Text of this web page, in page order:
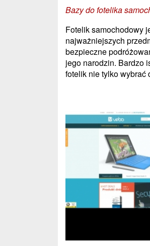
Bazy do fotelika
Fotelik samochodowy
najważniejszych
bezpieczne
jego narodzin. Bardzo
fotelik nie tylko wybrać